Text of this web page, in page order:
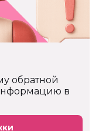
обратной
в